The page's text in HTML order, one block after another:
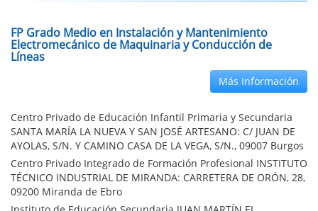
FP Grado Medio en Instalación y Mantenimiento
Electromecánico de Maquinaria y Conducción de
Líneas
Más Información
Centro Privado de Educación Infantil Primaria y Secundaria
SANTA MARÍA LA NUEVA Y SAN JOSÉ ARTESANO: C/ JUAN DE
AYOLAS, S/N. Y CAMINO CASA DE LA VEGA, S/N., 09007 Burgos
Centro Privado Integrado de Formación Profesional INSTITUTO
TÉCNICO INDUSTRIAL DE MIRANDA: CARRETERA DE ORÓN, 28,
09200 Miranda de Ebro